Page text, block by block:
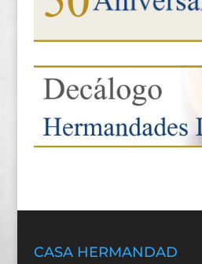
CASA HERMANDAD